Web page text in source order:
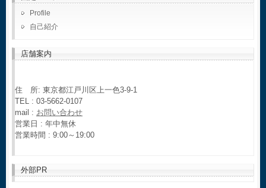
Profile
自己紹介
店舗案内
住 所: 東京都江戸川区上一色3-9-1
TEL : 03-5662-0107
mail : お問い合わせ
営業日 : 年中無休
営業時間 : 9:00～19:00
外部PR